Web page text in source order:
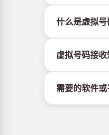
持续更换新
尝试不同国
使用VPN更
什么是虚拟号
虚拟号码接收
需要的软件